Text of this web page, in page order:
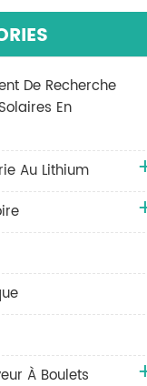
De Recherche
En
Au Lithium
À Boulets